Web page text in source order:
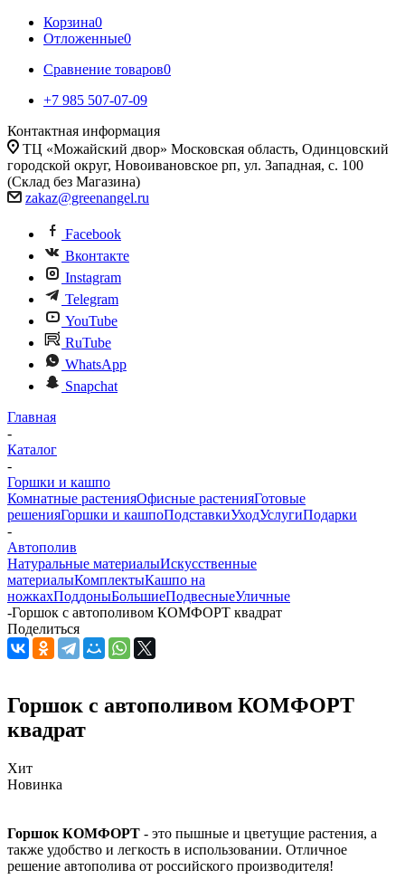
Корзина0
Отложенные0
Сравнение товаров0
+7 985 507-07-09
Контактная информация
ТЦ «Можайский двор» Московская область, Одинцовский
городской округ, Новоивановское рп, ул. Западная, с. 100
(Склад без Магазина)
zakaz@greenangel.ru
Facebook
Вконтакте
Instagram
Telegram
YouTube
RuTube
WhatsApp
Snapchat
Главная
-
Каталог
-
Горшки и кашпо
Комнатные растенияОфисные растенияГотовые
решенияГоршки и кашпоПодставкиУходУслугиПодарки
-
Автополив
Натуральные материалыИскусственные
материалыКомплектыКашпо на
ножкахПоддоныБольшиеПодвесныеУличные
-Горшок с автополивом КОМФОРТ квадрат
Поделиться
Горшок с автополивом КОМФОРТ
квадрат
Хит
Новинка
Горшок КОМФОРТ - это пышные и цветущие растения, а
также удобство и легкость в использовании. Отличное
решение автополива от российского производителя!